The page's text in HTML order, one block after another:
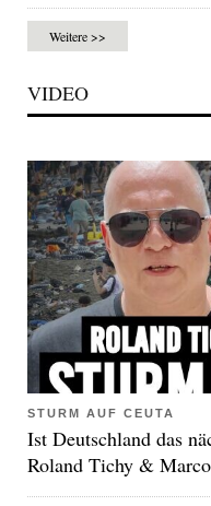
Weitere >>
VIDEO
STURM AUF CEUTA
Ist Deutschland das
Roland Tichy &